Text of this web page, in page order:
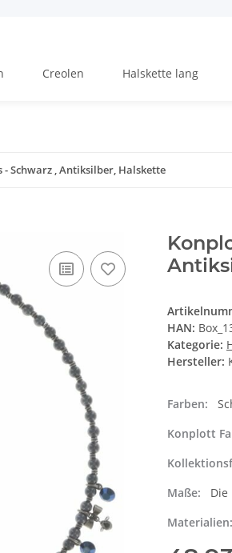
Creolen Halskette lang
- Schwarz , Antiksilber, Halskette
HAN:
Kategorie:
Hersteller:
Farben:
Konplott
Maße:
Die
Materialien: